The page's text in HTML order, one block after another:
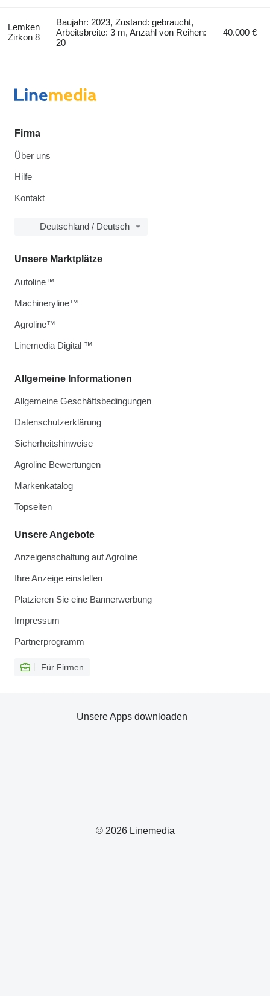
Lemken
Zirkon 8
Baujahr: 2023, Zustand: gebraucht,
Arbeitsbreite: 3 m, Anzahl von Reihen:
20
40.000 €
Firma
Über uns
Hilfe
Kontakt
Deutschland / Deutsch
Allgemeine Informationen
Allgemeine Geschäftsbedingungen
Datenschutzerklärung
Sicherheitshinweise
Agroline Bewertungen
Markenkatalog
Topseiten
Unsere Angebote
Anzeigenschaltung auf Agroline
Ihre Anzeige einstellen
Platzieren Sie eine Bannerwerbung
Impressum
Partnerprogramm
Für Firmen
Unsere Marktplätze
Autoline™
Machineryline™
Agroline™
Linemedia Digital ™
© 2026 Linemedia
Unsere Apps downloaden